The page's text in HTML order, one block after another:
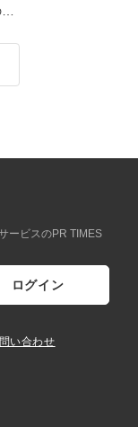
ービスのPR TIMES
ログイン
い合わせ